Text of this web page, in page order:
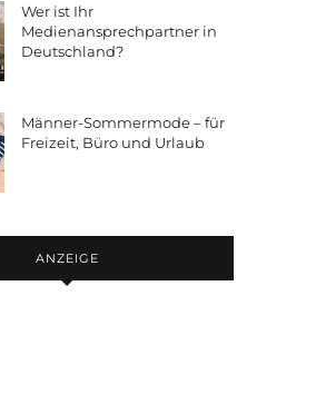
Wer ist Ihr
Medienansprechpartner in
Deutschland?
Männer-Sommermode – für
Freizeit, Büro und Urlaub
ANZEIGE